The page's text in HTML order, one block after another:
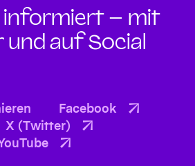
informiert – mit
auf Social
Facebook
X (Twitter)